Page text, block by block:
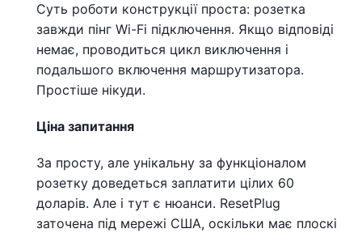
Суть роботи конструкції проста: розетка
завжди пінг Wi-Fi підключення. Якщо відповіді
немає, проводиться цикл виключення і
подальшого включення маршрутизатора.
Простіше нікуди.
Ціна запитання
За просту, але унікальну за функціоналом
розетку доведеться заплатити цілих 60
доларів. Але і тут є нюанси. ResetPlug
заточена під мережі США, оскільки має плоскі